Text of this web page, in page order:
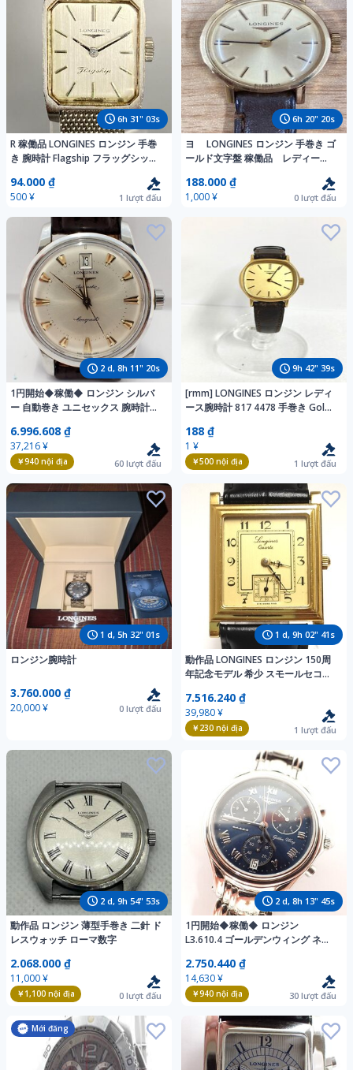
6h 31" 01s
R 稼働品 LONGINES ロンジン 手巻
き 腕時計 Flagship フラッグシップ
エア かわせみ
94.000 ₫
500 ¥ 1 lượt đấu
6h 20" 18s
ヨ LONGINES ロンジン 手巻き ゴ
ールド文字盤 稼働品 レディー
188.000 ₫
1,000 ¥ 0 lượt đấu
2 d, 8h 11" 18s
1円開始◆稼働◆ ロンジン シルバ
ー 自動巻き ユニセックス 腕時計
6.996.608 ₫
37,216 ¥
￥940nội địa 60 lượt đấu
9h 42" 37s
[rmm] LONGINES ロンジン レディ
ース腕時計 817 4478 手巻き Gold
動作品
188 ₫
1 ¥
￥500nội địa 1 lượt đấu
1 d, 5h 31" 59 s
ロンジン腕時計
3.760.000 ₫
20,000 ¥ 0 lượt đấu
1 d, 9h 02" 39 s
動作品 LONGINES ロンジン 150周
年記念モデル 希少 スモールセコン
針 ドレスウォッチ メンズ j559
7.516.240 ₫
39,980 ¥
￥230nội địa 1 lượt đấu
2 d, 9h 54" 51s
動作品 ロンジン 薄型手巻き 二針 ド
レスウォッチ ローマ数字
2.068.000 ₫
11,000 ¥
￥1,100nội địa 0 lượt đấu
2 d, 8h 13" 43s
1円開始◆稼働◆ ロンジン
L3.610.4 ゴールデンウィング ネイ
2.750.440 ₫
14,630 ¥
￥940nội địa 30 lượt đấu
Mới đăng